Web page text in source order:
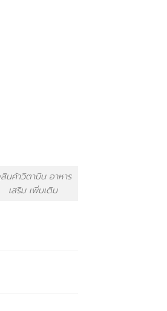
นค้าวิตามิน อาหาร
เสริม เพิ่มเติม